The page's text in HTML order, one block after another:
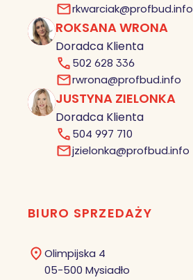
rkwarciak@profbud.info
RW ROKSANA WRONA
Doradca Klienta
502 628 336
rwrona@profbud.info
JZ JUSTYNA ZIELONKA
Doradca Klienta
504 997 710
jzielonka@profbud.info
BIURO SPRZEDAŻY
Olimpijska 4
05-500 Mysiadło